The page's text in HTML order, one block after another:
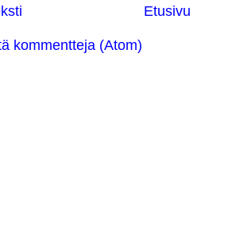
Etusivu
kommentteja (Atom)